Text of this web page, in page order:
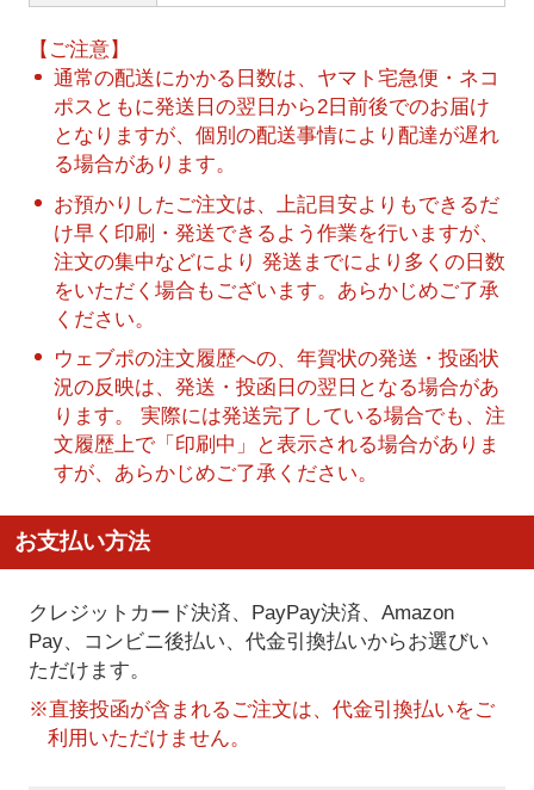
【ご注意】
通常の配送にかかる日数は、ヤマト宅急便・ネコ
ポスともに発送日の翌日から2日前後でのお届け
となりますが、個別の配送事情により配達が遅れ
る場合があります。
お預かりしたご注文は、上記目安よりもできるだ
け早く印刷・発送できるよう作業を行いますが、
注文の集中などにより 発送までにより多くの日数
をいただく場合もございます。あらかじめご了承
ください。
ウェブポの注文履歴への、年賀状の発送・投函状
況の反映は、発送・投函日の翌日となる場合があ
ります。 実際には発送完了している場合でも、注
文履歴上で「印刷中」と表示される場合がありま
すが、あらかじめご了承ください。
お支払い方法
クレジットカード決済、PayPay決済、Amazon
Pay、コンビニ後払い、代金引換払いからお選びい
ただけます。
※直接投函が含まれるご注文は、代金引換払いをご
利用いただけません。